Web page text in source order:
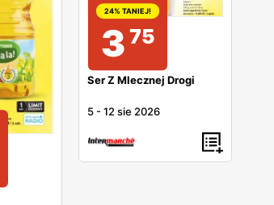
24% TANIEJ!
3 75
Ser Z Mlecznej Drogi
5 -12 sie 2026